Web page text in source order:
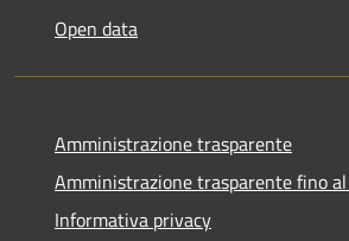
Open data
Amministrazione trasparente
Amministrazione trasparente fino
Informativa privacy